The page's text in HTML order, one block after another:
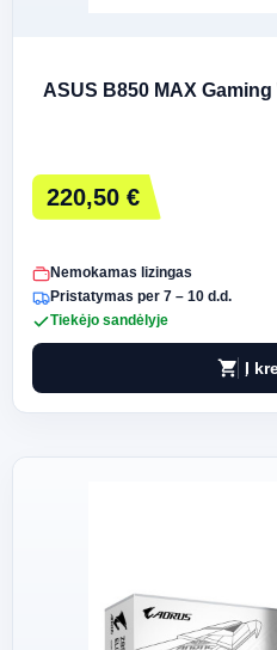
ASUS B850 MAX
220,50 €
Nemokamas lizingas
Pristatymas per 7 – 10 d.d.
Tiekėjo sandėlyje
shopping_cart Į